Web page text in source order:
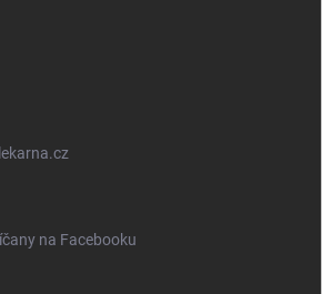
na Facebooku